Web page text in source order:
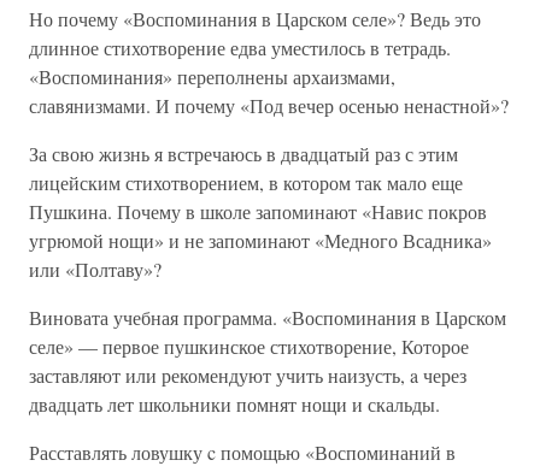
Но почему «Воспоминания в Царском селе»? Ведь это
длинное стихотворение едва уместилось в тетрадь.
«Воспоминания» переполнены архаизмами,
славянизмами. И почему «Под вечер осенью ненастной»?
За свою жизнь я встречаюсь в двадцатый раз с этим
лицейским стихотворением, в котором так мало еще
Пушкина. Почему в школе запоминают «Навис покров
угрюмой нощи» и не запоминают «Медного Всадника»
или «Полтаву»?
Виновата учебная программа. «Воспоминания в Царском
селе» — первое пушкинское стихотворение, Которое
заставляют или рекомендуют учить наизусть, a через
двадцать лет школьники помнят нощи и скальды.
Расставлять ловушку c помощью «Воспоминаний в